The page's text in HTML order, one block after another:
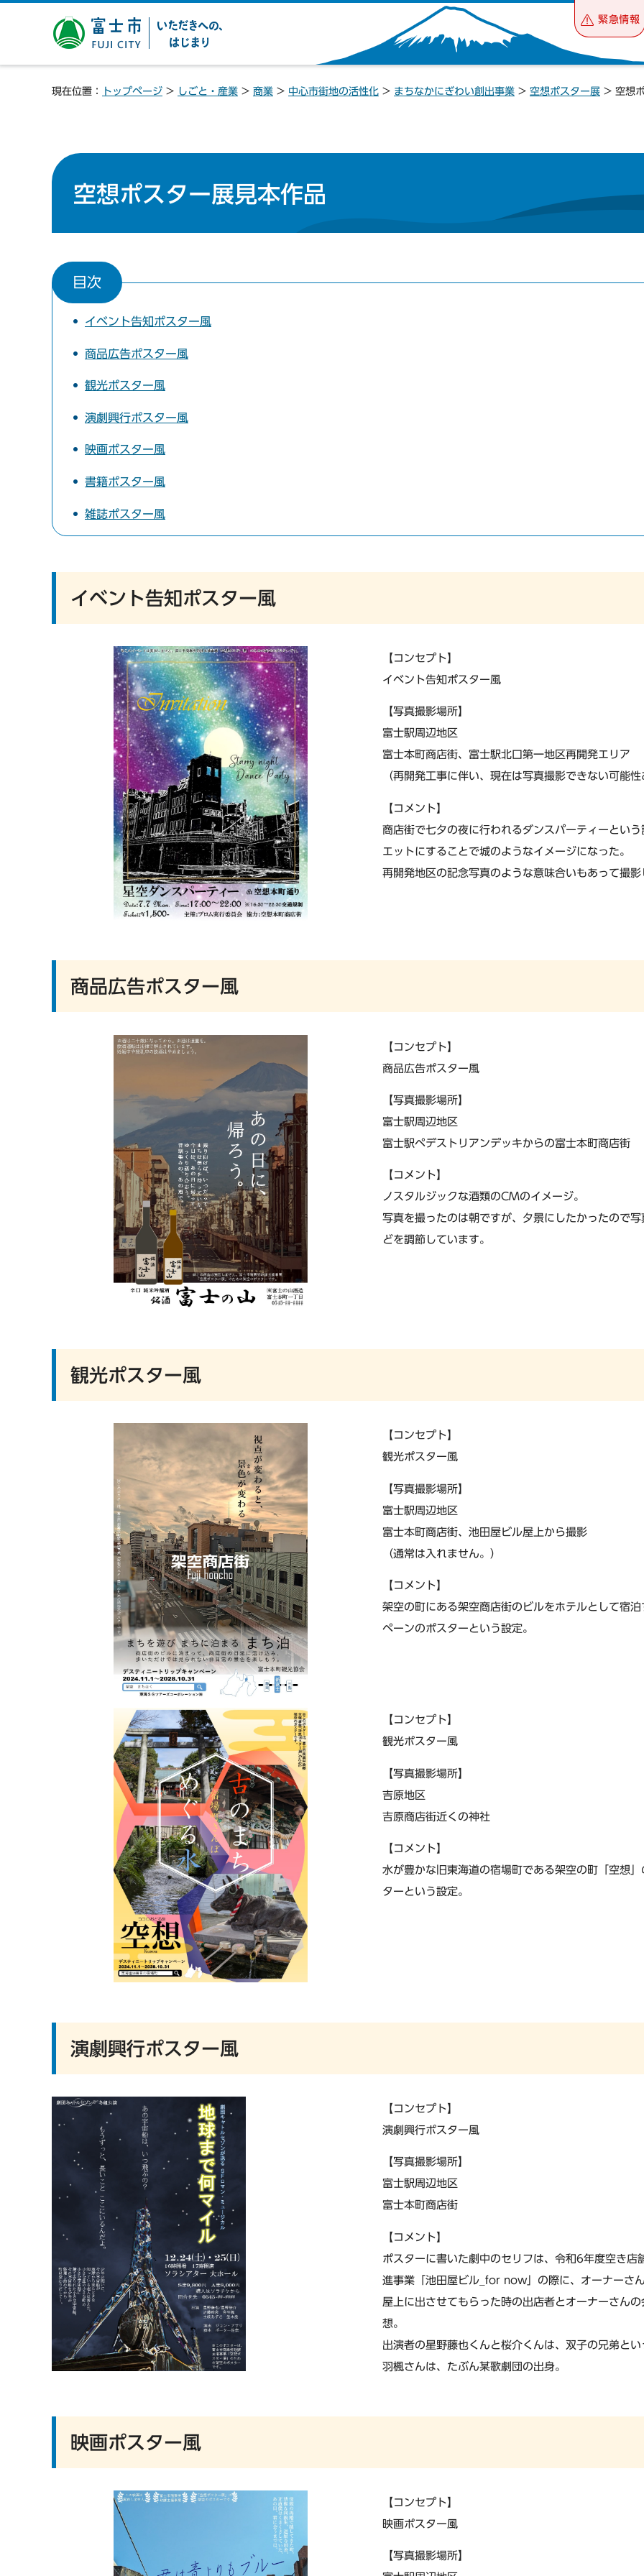
富士市 いただきへの、は
じまり
緊急情報
現在位置： トップページ > しごと・産業 > 商業 > 中心市街地の活性化 > まちなかにぎわい創出事業 > 空想ポスター展 > 空想
空想ポスター展見本作品
目次
イベント告知ポスター風
商品広告ポスター風
観光ポスター風
演劇興行ポスター風
映画ポスター風
書籍ポスター風
雑誌ポスター風
イベント告知ポスター風
【コンセプト】
イベント告知ポスター風
【写真撮影場所】
富士駅周辺地区
富士本町商店街、富士駅北口第一地区再開発エリア
（再開発工事に伴い、現在は写真撮影できない可能性
【コメント】
商店街で七夕の夜に行われるダンスパーティーとい
エットにすることで城のようなイメージになった。
再開発地区の記念写真のような意味合いもあって撮影
商品広告ポスター風
【コンセプト】
商品広告ポスター風
【写真撮影場所】
富士駅周辺地区
富士駅ペデストリアンデッキからの富士本町商店街
【コメント】
ノスタルジックな酒類のCMのイメージ。
写真を撮ったのは朝ですが、夕景にしたかったので写
どを調節しています。
観光ポスター風
【コンセプト】
観光ポスター風
【写真撮影場所】
富士駅周辺地区
富士本町商店街、池田屋ビル屋上から撮影
（通常は入れません。）
【コメント】
架空の町にある架空商店街のビルをホテルとして宿泊
ペーンのポスターという設定。
【コンセプト】
観光ポスター風
【写真撮影場所】
吉原地区
吉原商店街近くの神社
【コメント】
水が豊かな旧東海道の宿場町である架空の町「空想」
ターという設定。
演劇興行ポスター風
【コンセプト】
演劇興行ポスター風
【写真撮影場所】
富士駅周辺地区
富士本町商店街
【コメント】
ポスターに書いた劇中のセリフは、令和6年度空き店
進事業「池田屋ビル_for now」の際に、オーナーさ
屋上に出させてもらった時の出店者とオーナーさん
想。
出演者の星野藤也くんと桜介くんは、双子の兄弟と
羽楓さんは、たぶん某歌劇団の出身。
映画ポスター風
【コンセプト】
映画ポスター風
【写真撮影場所】